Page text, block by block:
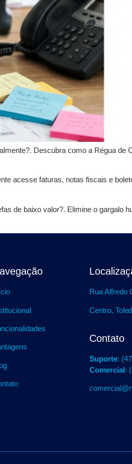
Descubra como a Régua
acesse faturas, notas fiscais e
de baixo valor?. Elimine o gargalo
Rua Alfredo
Centro,
Contato
Suporte:
Comercial: